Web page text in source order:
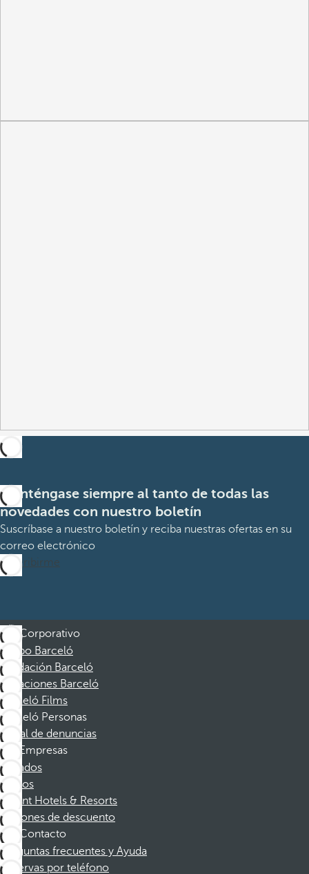
Manténgase siempre al tanto de todas las
novedades con nuestro boletín
Suscríbase a nuestro boletín y reciba nuestras ofertas en su
correo electrónico
Suscribirme
Corporativo
Grupo Barceló
Fundación Barceló
Vacaciones Barceló
Barceló Films
Barceló Personas
Canal de denuncias
Empresas
Afiliados
Socios
Dorint Hotels & Resorts
Cupones de descuento
Contacto
Preguntas frecuentes y Ayuda
Reservas por teléfono